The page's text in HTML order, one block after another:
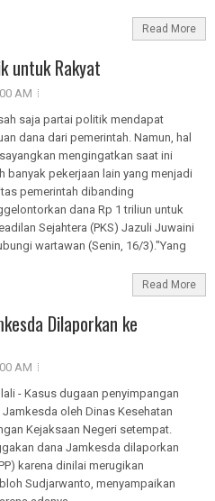
Read More
untuk Rakyat
AM
saja partai politik mendapat
dana dari pemerintah. Namun, hal
mengingatkan saat ini
banyak pekerjaan lain yang menjadi
pemerintah dibanding
dana Rp 1 triliun untuk
Sejahtera (PKS) Jazuli Juwaini
wartawan (Senin, 16/3)."Yang
Read More
Dilaporkan ke
AM
- Kasus dugaan penyimpangan
Jamkesda oleh Dinas Kesehatan
Kejaksaan Negeri setempat.
dana Jamkesda dilaporkan
karena dinilai merugikan
Sudjarwanto, menyampaikan